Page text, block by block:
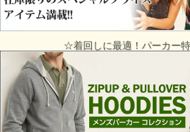
☆着回しに最適！パーカー特